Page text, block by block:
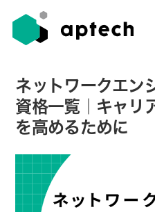
ネットワークエン
資格一覧｜キャリ
を高めるために